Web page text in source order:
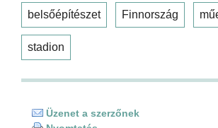
belsőépítészet Finnország
stadion
Üzenet a szerzőnek